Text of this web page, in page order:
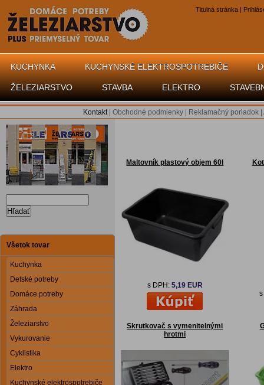
Titulná stránka |
KUCHYNKA KUCHYNSKÉ ELEKTROSPOTREBIČE
ŽELEZIARSTVO STAVBA ELEKTRO
Kontakt| Obchodné podmienky Reklamačný poriadok
Hľadať
Všetok tovar
Kuchynka
Detské potreby
Domáce potreby
Záhrada
Železiarstvo
Vykurovanie
Cyklistika
Elektro
Kuchynské elektrospotrebiče
Maltovník plastový objem 60l
s DPH: 5,19 EUR
Skrutkovač s vymenitelnými
hrotmi